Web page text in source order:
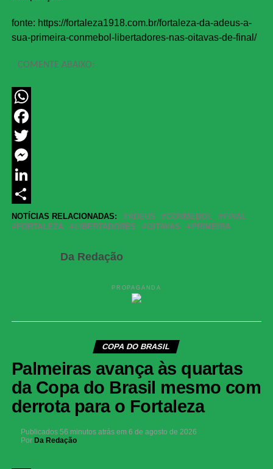
fonte: https://fortaleza1918.com.br/fortaleza-da-adeus-a-
sua-primeira-conmebol-libertadores-nas-oitavas-de-final/
COMENTE ABAIXO:
WhatsApp
Facebook
Twitter
Messenger
LinkedIn
Share
NOTÍCIAS RELACIONADAS: ADEUS CONMEBOL
FINAL
FORTALEZA
LIBERTADORES OITAVAS PRIMEIRA
Da Redação
PROPAGANDA
COPA DO BRASIL
Palmeiras avança às quartas
da Copa do Brasil mesmo com
derrota para o Fortaleza
Publicados 56 minutos atrás em 6 de agosto de 2026
Por Da Redação